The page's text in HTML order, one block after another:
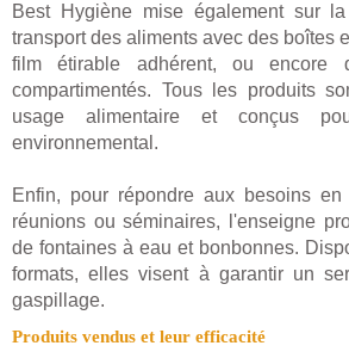
Best Hygiène mise également sur
transport des aliments avec des boîtes
film étirable adhérent, ou encore
compartimentés. Tous les produits
usage alimentaire et conçus
environnemental.
Enfin, pour répondre aux besoins
réunions ou séminaires, l'enseigne
de fontaines à eau et bonbonnes.
formats, elles visent à garantir un
gaspillage.
Produits vendus et leur efficacité